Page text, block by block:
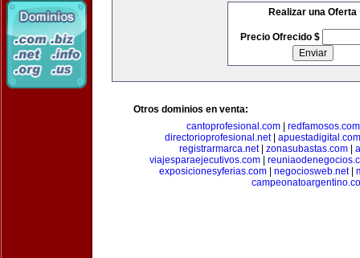
Realizar una Oferta
Precio Ofrecido $
Otros dominios en venta:
cantoprofesional.com
redfamosos.com
directorioprofesional.net| apuestadigital.com
registrarmarca.net| zonasubastas.com|
viajesparaejecutivos.com|
exposicionesyferias.com
negociosweb.net|